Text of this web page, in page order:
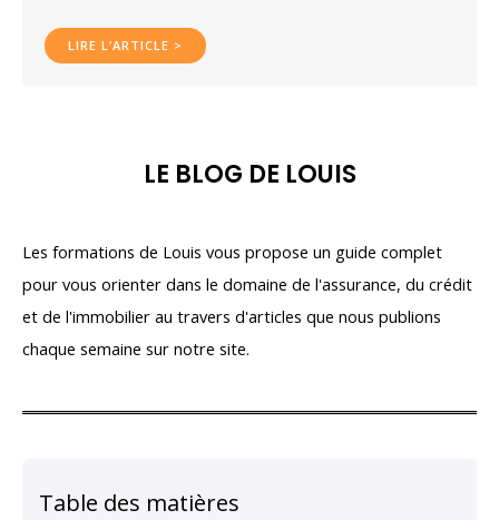
LIRE L’ARTICLE >
LE BLOG DE LOUIS
Les formations de Louis vous propose un guide complet
pour vous orienter dans le domaine de l'assurance, du crédit
et de l'immobilier au travers d'articles que nous publions
chaque semaine sur notre site.
Table des matières